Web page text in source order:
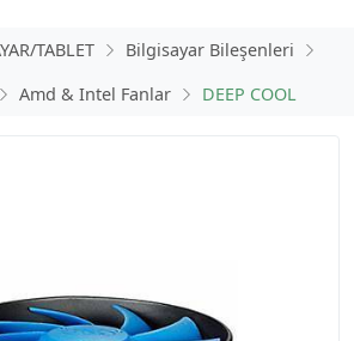
TABLET
Bilgisayar Bileşenleri
Amd & Intel Fanlar DEEP COOL